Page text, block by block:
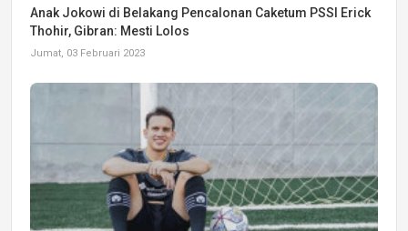
Anak Jokowi di Belakang Pencalonan Caketum PSSI Erick
Thohir, Gibran: Mesti Lolos
Jumat, 03 Februari 2023